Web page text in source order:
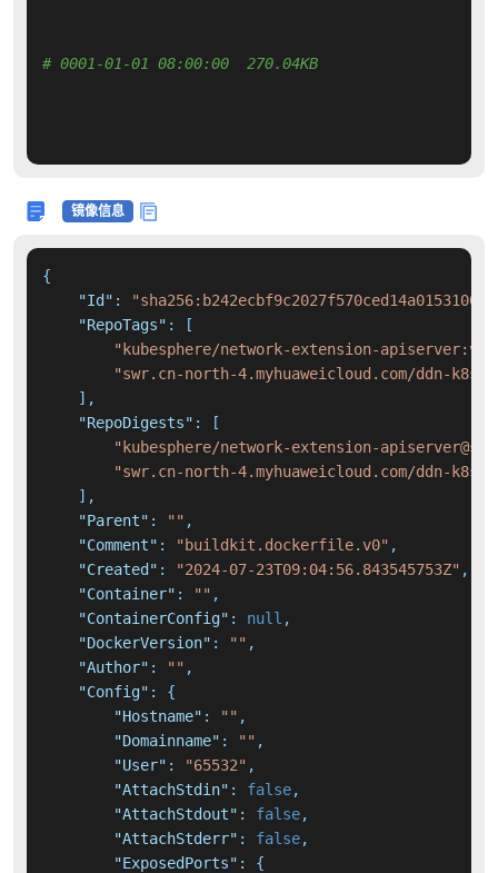
# 0001-01-01 08:00:00  270.04KB
镜像信息
{
"Id" :
"RepoTags" :
[
"kubesphere/network-extension-
"swr.cn-north-4.myhuaweicloud.com/ddn-
] ,
"RepoDigests" :
[
"kubesphere/network-extension-
"swr.cn-north-4.myhuaweicloud.com/ddn-k8s/
] ,
"Parent" : "" ,
"Comment" : "buildkit.dockerfile.v0" ,
"Created" : "2024-07-23T09:04:56.843545753Z" ,
"Container" : "" ,
"ContainerConfig" : null ,
"DockerVersion" : "" ,
"Author" : "" ,
"Config" :
{
"Hostname" : "" ,
"Domainname" : "" ,
"User" : "65532" ,
"AttachStdin" : false,
"AttachStdout" : false,
"AttachStderr" : false,
"ExposedPorts" :
{